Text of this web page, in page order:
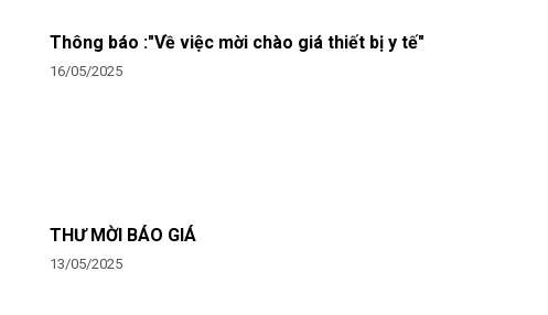
Thông báo :"Về việc mời chào giá thiết bị y tế"
16/05/2025
THƯ MỜI BÁO GIÁ
13/05/2025